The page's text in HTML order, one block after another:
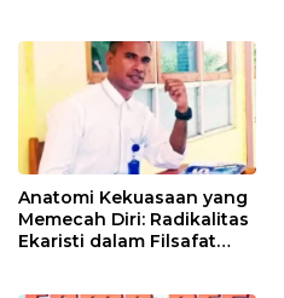
Anatomi Kekuasaan yang
Memecah Diri: Radikalitas
Ekaristi dalam Filsafat